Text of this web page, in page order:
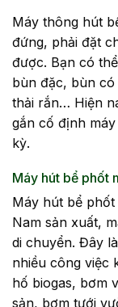
Máy thông hút
đứng, phải đặt
được. Bạn có
bùn đặc, bùn
thải rắn… Hiện
gắn cố định
kỳ.
Máy hút bể phốt
Máy hút bể phốt
Nam sản xuất,
di chuyển. Đây
nhiều công việc
hố biogas, bơm
sản, bơm tưới